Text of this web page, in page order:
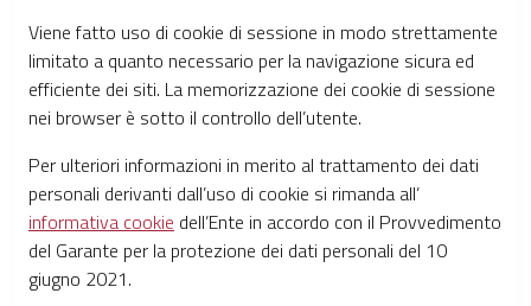
Viene fatto uso di cookie di sessione in modo strettamente
limitato a quanto necessario per la navigazione sicura ed
efficiente dei siti. La memorizzazione dei cookie di sessione
nei browser è sotto il controllo dell’utente.
Per ulteriori informazioni in merito al trattamento dei dati
personali derivanti dall’uso di cookie si rimanda all’
informativa cookie dell’Ente in accordo con il Provvedimento
del Garante per la protezione dei dati personali del 10
giugno 2021.